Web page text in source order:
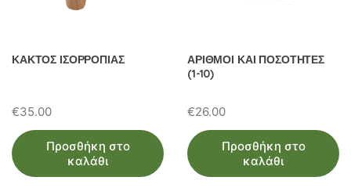
ΚΑΚΤΟΣ ΙΣΟΡΡΟΠΙΑΣ
€35.00
Προσθήκη στο
καλάθι
ΑΡΙΘΜΟΙ ΚΑΙ ΠΟΣΟΤΗΤΕΣ
(1-10)
€26.00
Προσθήκη στο
καλάθι